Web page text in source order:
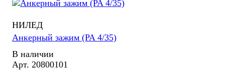
НИЛЕД
Анкерный зажим (PA 4/35)
В наличии
Арт. 20800101